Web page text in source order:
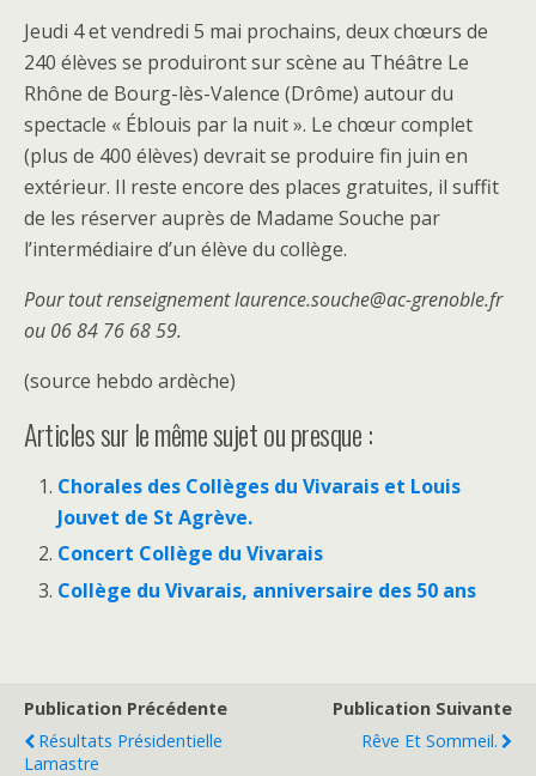
Jeudi 4 et vendredi 5 mai prochains, deux chœurs de
240 élèves se produiront sur scène au Théâtre Le
Rhône de Bourg-lès-Valence (Drôme) autour du
spectacle « Éblouis par la nuit ». Le chœur complet
(plus de 400 élèves) devrait se produire fin juin en
extérieur. Il reste encore des places gratuites, il suffit
de les réserver auprès de Madame Souche par
l’intermédiaire d’un élève du collège.
Pour tout renseignement laurence.souche@ac-grenoble.fr
ou 06 84 76 68 59.
(source hebdo ardèche)
Articles sur le même sujet ou presque :
Chorales des Collèges du Vivarais et Louis
Jouvet de St Agrève.
Concert Collège du Vivarais
Collège du Vivarais, anniversaire des 50 ans
Publication Précédente
Résultats Présidentielle
Lamastre
Publication Suivante
Rêve Et Sommeil.